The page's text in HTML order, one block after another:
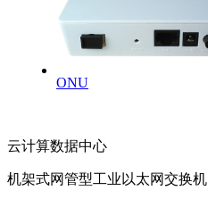
ONU
云计算数据中心
机架式网管型工业以太网交换机